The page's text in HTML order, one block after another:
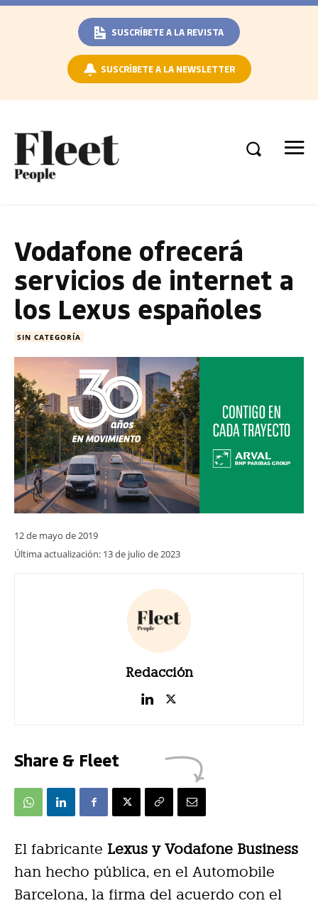
SUSCRÍBETE A LA REVISTA
SUSCRÍBETE A LA NEWSLETTER
Vodafone ofrecerá
servicios de internet a
los Lexus españoles
SIN CATEGORÍA
12 de mayo de 2019
Última actualización: 13 de julio de 2023
Redacción
Share & Fleet
El fabricante Lexus y Vodafone Business
han hecho pública, en el Automobile
Barcelona, la firma del acuerdo con el